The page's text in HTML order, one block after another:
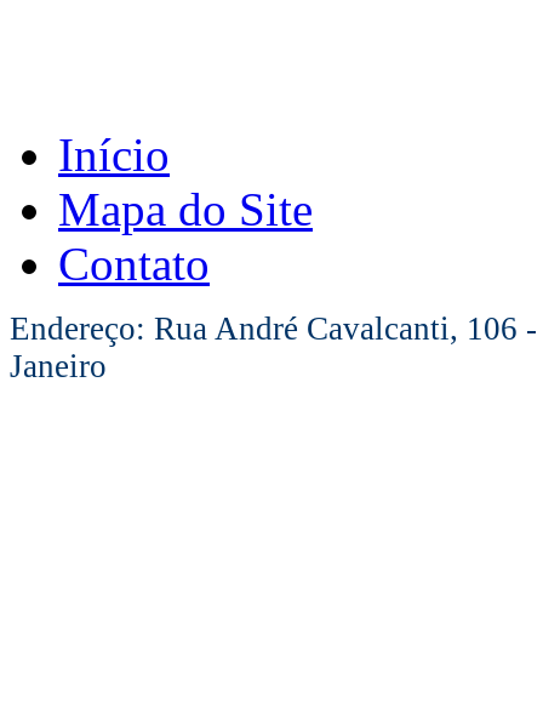
Início
Mapa do Site
Contato
Endereço: Rua André Cavalcanti, 106
Janeiro